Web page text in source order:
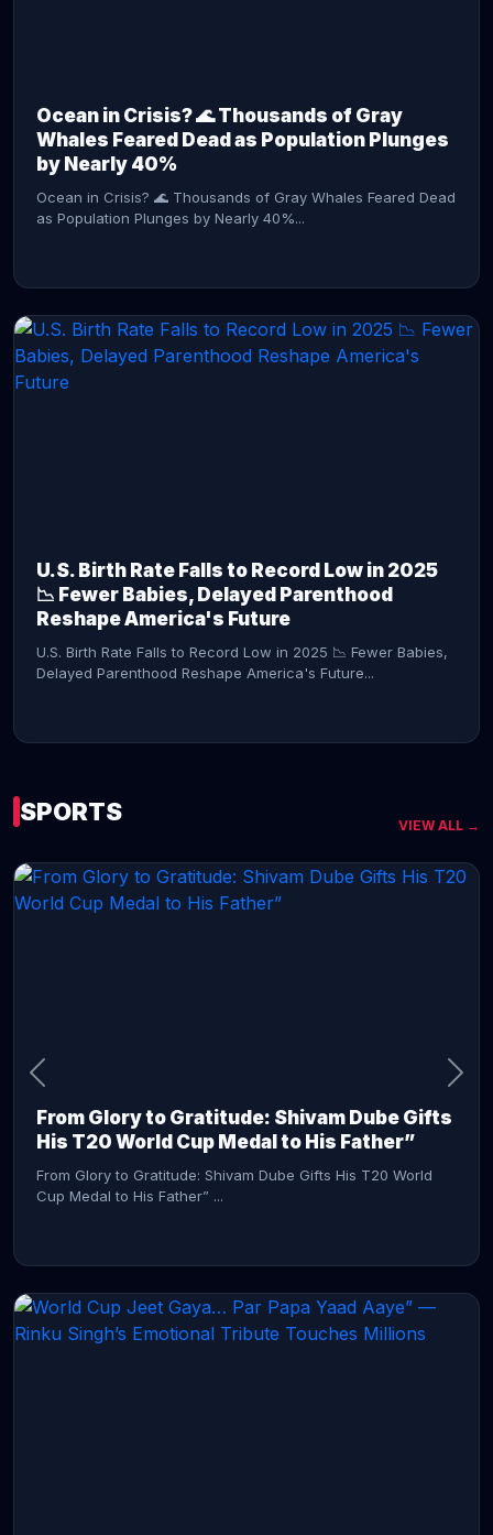
Ocean in Crisis? 🌊 Thousands of Gray
Whales Feared Dead as Population Plunges
by Nearly 40%
Ocean in Crisis? 🌊 Thousands of Gray Whales Feared Dead
as Population Plunges by Nearly 40%...
U.S. Birth Rate Falls to Record Low in 2025
📉 Fewer Babies, Delayed Parenthood
Reshape America's Future
U.S. Birth Rate Falls to Record Low in 2025 📉 Fewer Babies,
Delayed Parenthood Reshape America's Future...
SPORTS VIEW ALL →
From Glory to Gratitude: Shivam Dube Gifts
His T20 World Cup Medal to His Father”
From Glory to Gratitude: Shivam Dube Gifts His T20 World
Cup Medal to His Father” ...